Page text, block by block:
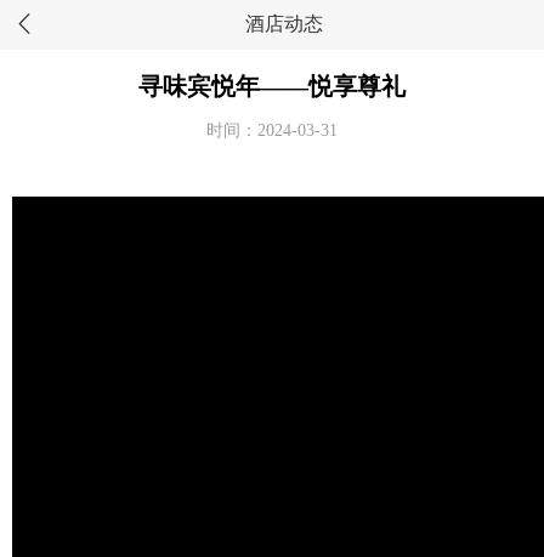
酒店动态
寻味宾悦年——悦享尊礼
时间：2024-03-31